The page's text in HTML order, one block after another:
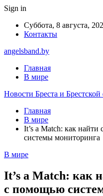
Sign in
Суббота, 8 августа,
Контакты
angelsband.by
Главная
В мире
Новости Бреста и Брестской
Главная
В мире
It’s a Match: как
системы мониторинга
В мире
It’s a Match: как
с помощью